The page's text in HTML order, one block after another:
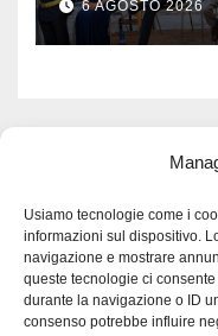
Usiamo tecnologie come i
informazioni sul dispositivo.
navigazione e mostrare
queste tecnologie ci
durante la navigazione o ID
consenso potrebbe influire
6 AGOSTO 2026